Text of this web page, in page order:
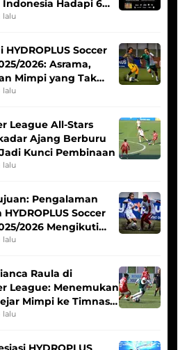
Hadapi 6
lalu
Soccer
2026: Asrama,
Mimpi yang Tak
lalu
League All-Stars
Ajang Berburu
Kunci Pembinaan
lalu
Pengalaman
Soccer
2026 Mengikuti
Putri
lalu
Raula di
League: Menemukan
Mimpi ke Timnas
lalu